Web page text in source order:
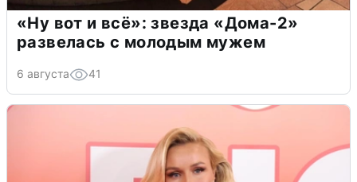
«Ну вот и всё»: звезда «Дома-2»
развелась с молодым мужем
6 августа 41